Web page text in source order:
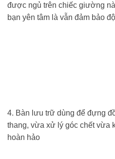
được ngủ trên chiếc giường
bạn yên tâm là vẫn đảm bảo
4. Bàn lưu trữ dùng để đựng
thang, vừa xử lý góc chết vừa
hoàn hảo